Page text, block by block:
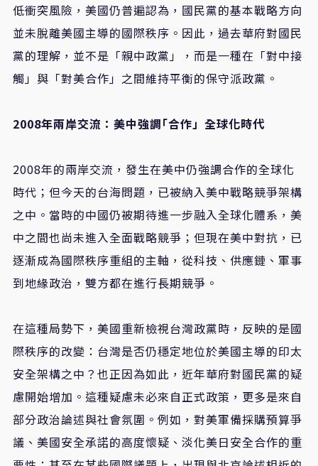
低衝突風險，美國仍普遍認為，國民黨的基本戰略方向
並未脫離美國主導的國際秩序。因此，過去華府對國民
黨的理解，並不是「親中政黨」，而是一種在「對中接
觸」與「對美合作」之間維持平衡的保守派政黨。
2008年兩岸交流：美中強調｢合作」全球化時代
2008年的兩岸交流，發生在美中仍強調合作的全球化
時代；但今天的台海問題，已被納入美中戰略競爭架構
之中。當時的中國仍被期待進一步融入全球化體系，美
中之間也尚未進入全面戰略競爭；但現在美中對抗，已
逐漸成為國際秩序重組的主軸，從科技、供應鏈、軍事
到地緣政治，雙方都在進行長期競爭。
在這種局勢下，美國重新檢視台灣政黨時，反映的是國
際秩序的改變：台灣是否仍穩定地位於美國主導的印太
安全架構之中？也正因為如此，近年華府對國民黨的疑
慮開始增加。這種疑慮未必來自正式政策，更多是來自
部分政治論述與社會氛圍。例如，對美軍備採購預算爭
議、美國安全承諾的高度懷疑、淡化美日安全合作的重